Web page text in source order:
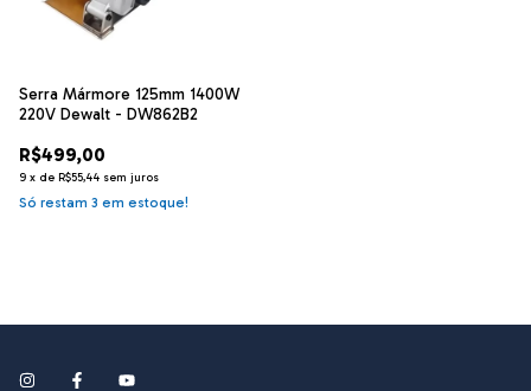
Serra Mármore 125mm 1400W
220V Dewalt - DW862B2
R$499,00
9 x de R$55,44 sem juros
Só restam 3 em estoque!